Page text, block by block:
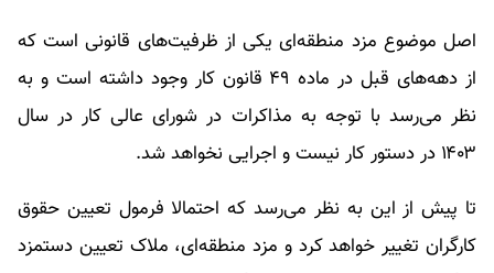
اصل موضوع مزد منطقه‌ای یکی از ظرفیت‌های قانونی است که
از دهه‌های قبل در ماده ۴۹ قانون کار وجود داشته است و به
نظر می‌رسد با توجه به مذاکرات در شورای عالی کار در سال
۱۴۰۳ در دستور کار نیست و اجرایی نخواهد شد.
تا پیش از این به نظر می‌رسد که احتمالا فرمول تعیین حقوق
کارگران تغییر خواهد کرد و مزد منطقه‌ای، ملاک تعیین دستمزد